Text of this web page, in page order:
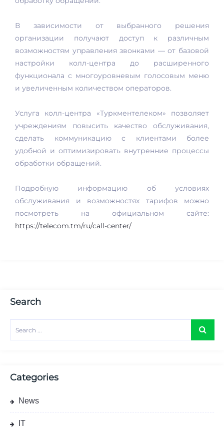
В зависимости от выбранного решения
организации получают доступ к различным
возможностям управления звонками — от базовой
настройки колл-центра до расширенного
функционала с многоуровневым голосовым меню
и увеличенным количеством операторов.
Услуга колл-центра «Туркментелеком» позволяет
учреждениям повысить качество обслуживания,
сделать коммуникацию с клиентами более
удобной и оптимизировать внутренние процессы
обработки обращений.
Подробную информацию об условиях
обслуживания и возможностях тарифов можно
посмотреть на официальном сайте:
https://telecom.tm/ru/call-center/
Search
Categories
News
IT